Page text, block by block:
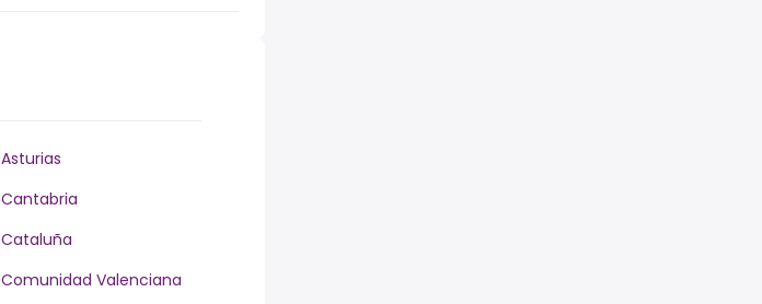
Asturias
Cantabria
Cataluña
Comunidad Valenciana